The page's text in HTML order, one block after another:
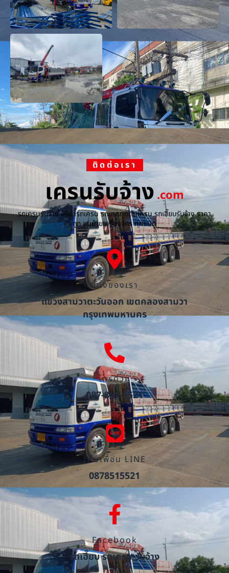
ติดต่อเรา
เครนรับจ้าง.com
รถเครนรับจ้าง ให้เช่ารถเครน รถบรรทุกติดเครน รถเฮี๊ยบรับจ้าง ราคา
ถูก ขนย้ายเครื่องจักร ทุกชนิด
ที่ตั้งของเรา
แขวงสามวาตะวันออก เขตคลองสามวา
กรุงเทพมหานคร
โทรด่วน
087-851-5521
เพิ่มเพื่อน LINE
0878515521
Facebook
รถเฮี๊ยบ รถเครน รับจ้าง